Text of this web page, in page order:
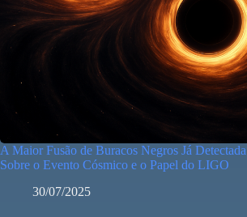
A Maior Fusão de Buracos Negros Já
Sobre o Evento Cósmico e o Papel do LIGO
30/07/2025